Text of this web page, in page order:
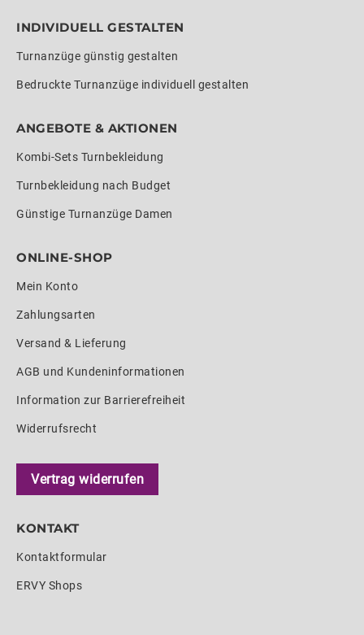
INDIVIDUELL GESTALTEN
Turnanzüge günstig gestalten
Bedruckte Turnanzüge individuell gestalten
ANGEBOTE & AKTIONEN
Kombi-Sets Turnbekleidung
Turnbekleidung nach Budget
Günstige Turnanzüge Damen
ONLINE-SHOP
Mein Konto
Zahlungsarten
Versand & Lieferung
AGB und Kundeninformationen
Information zur Barrierefreiheit
Widerrufsrecht
Vertrag widerrufen
KONTAKT
Kontaktformular
ERVY Shops